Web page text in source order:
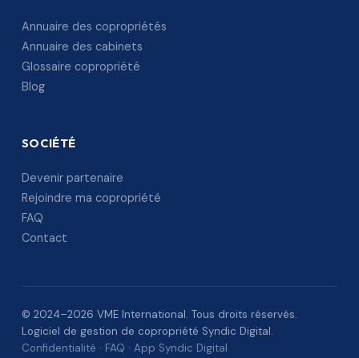
Annuaire des copropriétés
Annuaire des cabinets
Glossaire copropriété
Blog
SOCIÉTÉ
Devenir partenaire
Rejoindre ma copropriété
FAQ
Contact
© 2024–2026 VME International. Tous droits réservés.
Logiciel de gestion de copropriété Syndic Digital.
Confidentialité · FAQ · App Syndic Digital